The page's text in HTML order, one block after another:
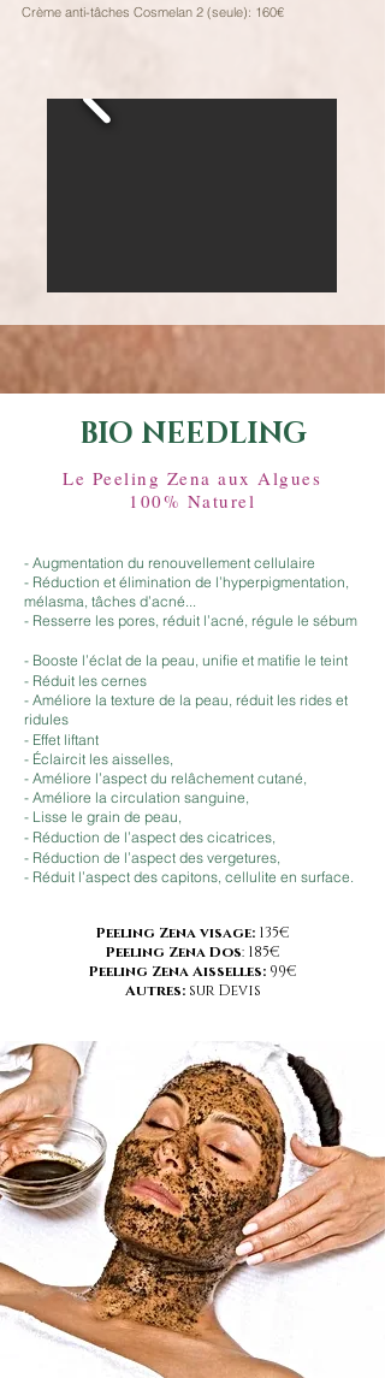
Crème anti-tâches Cosmelan 2 (seule): 160€
BIO NEEDLING
Le Peeling Zena aux Algues
100% Naturel
- Augmentation du renouvellement cellulaire
- Réduction et élimination de l’hyperpigmentation,
mélasma, tâches d’acné...
- Resserre les pores, réduit l’acné, régule le sébum
- Booste l’éclat de la peau, unifie et matifie le teint
- Réduit les cernes
- Améliore la texture de la peau, réduit les rides et
ridules
- Effet liftant
- Éclaircit les aisselles,
- Améliore l’aspect du relâchement cutané,
- Améliore la circulation sanguine,
- Lisse le grain de peau,
- Réduction de l’aspect des cicatrices,
- Réduction de l’aspect des vergetures,
- Réduit l’aspect des capitons, cellulite en surface.
Peeling Zena visage:135€
Peeling Zena Dos: 185€
Peeling Zena Aisselles:99€
Autres:sur Devis